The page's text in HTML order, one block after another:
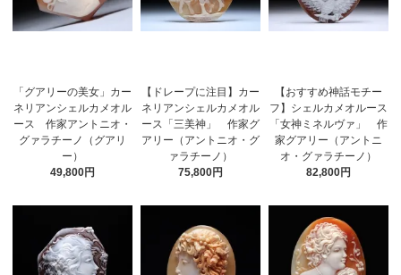
「グアリーの美女」カー
ネリアンシェルカメオル
ース 作家アントニオ・
グァラチーノ（グアリ
ー）
49,800円
【ドレープに注目】カー
ネリアンシェルカメオル
ース「三美神」 作家グ
アリー（アントニオ・グ
ァラチーノ）
75,800円
【おすすめ神話モチー
フ】シェルカメオルース
「女神ミネルヴァ」 作
家グアリー（アントニ
オ・グァラチーノ）
82,800円